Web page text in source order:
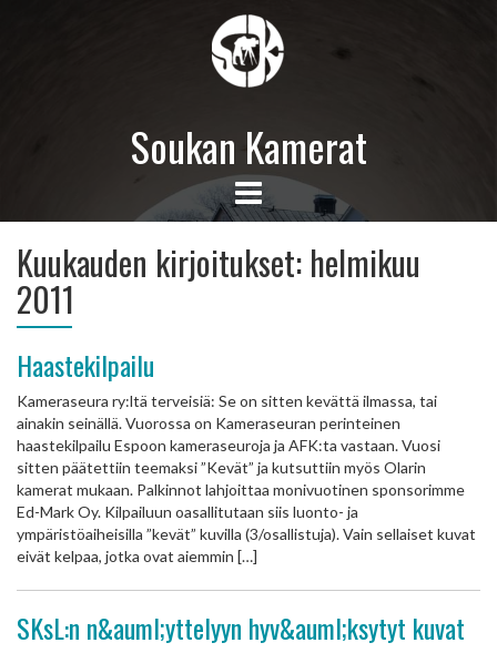
Soukan Kamerat
Kuukauden kirjoitukset: helmikuu
2011
Haastekilpailu
Kameraseura ry:ltä terveisiä: Se on sitten kevättä ilmassa, tai
ainakin seinällä. Vuorossa on Kameraseuran perinteinen
haastekilpailu Espoon kameraseuroja ja AFK:ta vastaan. Vuosi
sitten päätettiin teemaksi ”Kevät” ja kutsuttiin myös Olarin
kamerat mukaan. Palkinnot lahjoittaa monivuotinen sponsorimme
Ed-Mark Oy. Kilpailuun oasallitutaan siis luonto- ja
ympäristöaiheisilla ”kevät” kuvilla (3/osallistuja). Vain sellaiset kuvat
eivät kelpaa, jotka ovat aiemmin […]
SKsL:n n&auml;yttelyyn hyv&auml;ksytyt kuvat